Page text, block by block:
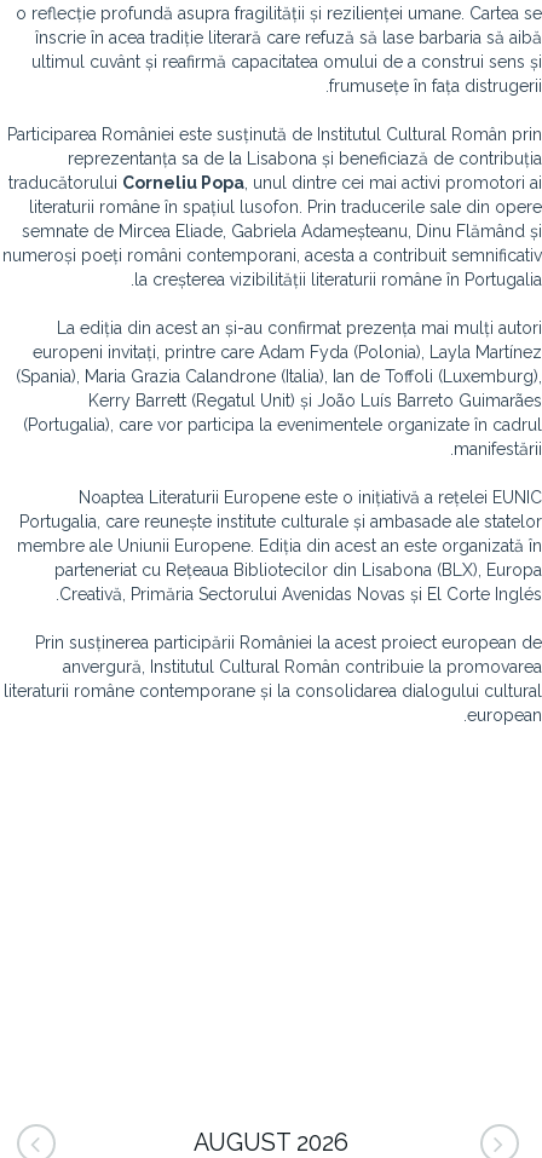
o reflecție profundă asupra fragilității și rezilienței umane. Cartea se
înscrie în acea tradiție literară care refuză să lase barbaria să aibă
ultimul cuvânt și reafirmă capacitatea omului de a construi sens și
frumusețe în fața distrugerii.
Participarea României este susținută de Institutul Cultural Român prin
reprezentanța sa de la Lisabona și beneficiază de contribuția
traducătorului Corneliu Popa , unul dintre cei mai activi promotori ai
literaturii române în spațiul lusofon. Prin traducerile sale din opere
semnate de Mircea Eliade, Gabriela Adameșteanu, Dinu Flămând și
numeroși poeți români contemporani, acesta a contribuit semnificativ
la creșterea vizibilității literaturii române în Portugalia.
La ediția din acest an și-au confirmat prezența mai mulți autori
europeni invitați, printre care Adam Fyda (Polonia), Layla Martínez
(Spania), Maria Grazia Calandrone (Italia), Ian de Toffoli (Luxemburg),
Kerry Barrett (Regatul Unit) și João Luís Barreto Guimarães
(Portugalia), care vor participa la evenimentele organizate în cadrul
manifestării.
Noaptea Literaturii Europene este o inițiativă a rețelei EUNIC
Portugalia, care reunește institute culturale și ambasade ale statelor
membre ale Uniunii Europene. Ediția din acest an este organizată în
parteneriat cu Rețeaua Bibliotecilor din Lisabona (BLX), Europa
Creativă, Primăria Sectorului Avenidas Novas și El Corte Inglés.
Prin susținerea participării României la acest proiect european de
anvergură, Institutul Cultural Român contribuie la promovarea
literaturii române contemporane și la consolidarea dialogului cultural
european.
AUGUST 2026